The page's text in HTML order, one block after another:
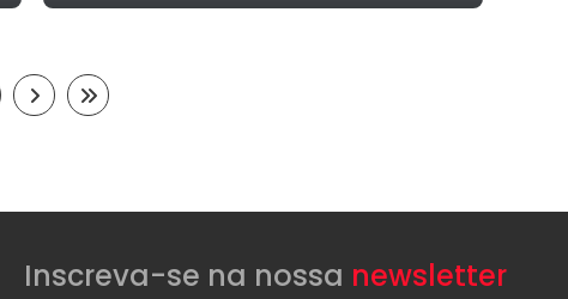
Inscreva-se na nossa newsletter